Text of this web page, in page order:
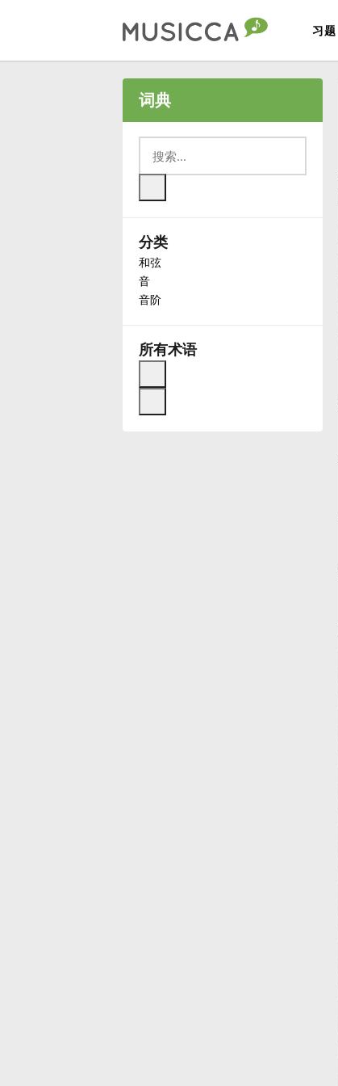
习题
Български
Deutsch
Español
Français
词典
分类
和弦
音
音阶
所有术语